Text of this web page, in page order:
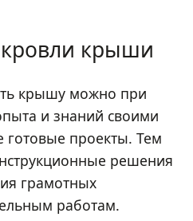
крыши
крышу можно при
и знаний своими
готовые проекты. Тем
решения
грамотных
работам.